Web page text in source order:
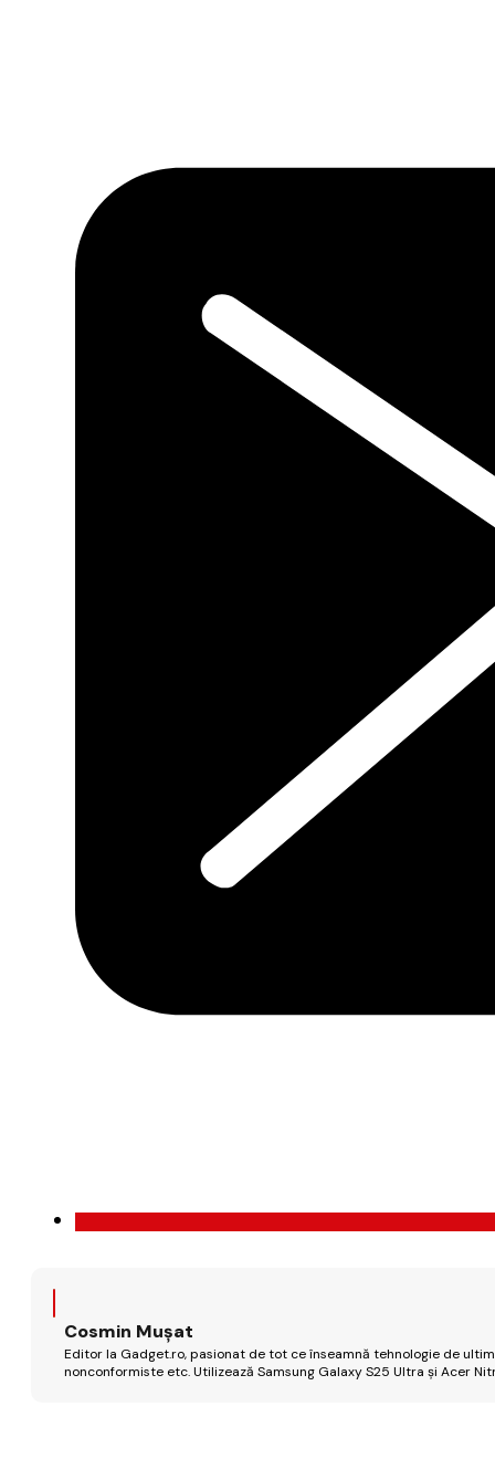
Cosmin Mușat
Editor la Gadget.ro, pasionat de tot ce înseamnă tehnologie de
nonconformiste etc. Utilizează Samsung Galaxy S25 Ultra și Acer